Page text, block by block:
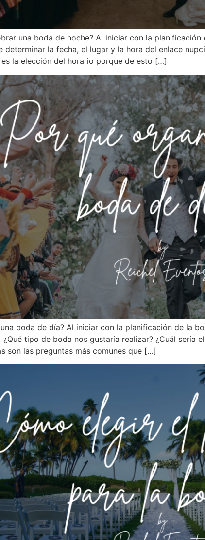
una boda de noche? Al iniciar con la
determinar la fecha, el lugar y la hora del enlace
la elección del horario porque de esto […]
boda de día? Al iniciar con la planificación de la
tipo de boda nos gustaría realizar? ¿Cuál sería
son las preguntas más comunes que […]